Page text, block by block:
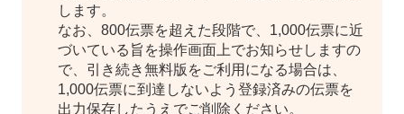
します。
なお、800伝票を超えた段階で、1,000伝票に近
づいている旨を操作画面上でお知らせしますの
で、引き続き無料版をご利用になる場合は、
1,000伝票に到達しないよう登録済みの伝票を
出力保存したうえでご削除ください。